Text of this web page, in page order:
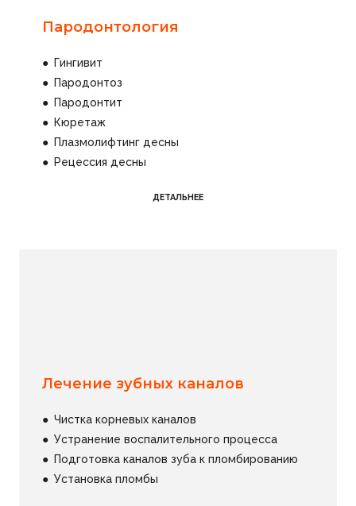
Пародонтология
● Гингивит
● Пародонтоз
● Пародонтит
● Кюретаж
● Плазмолифтинг десны
● Рецессия десны
ДЕТАЛЬНЕЕ
Лечение зубных каналов
● Чистка корневых каналов
● Устранение воспалительного процесса
● Подготовка каналов зуба к пломбированию
● Установка пломбы